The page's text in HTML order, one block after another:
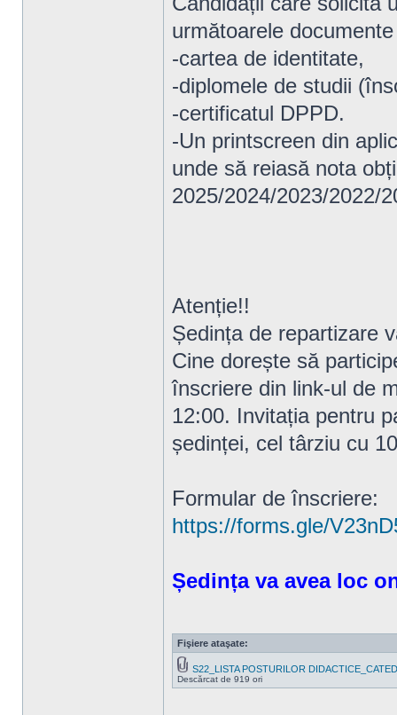
următoarele
-cartea de identitate,
-diplomele de studii
-certificatul DPPD.
-Un printscreen din
unde să reiasă nota
2025/2024/2023/2022/
Atenție!!
Ședința de repartizare
Cine dorește să
înscriere din link-ul de
12:00. Invitația pentru
ședinței, cel târziu cu
Formular de înscriere:
https://forms.gle/
Ședința va avea loc
Fişiere ataşate:
S22_LISTA POSTURILOR
Descărcat de 919 ori